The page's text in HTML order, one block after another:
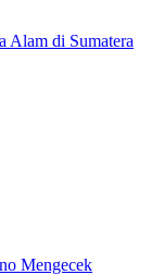
Alam di Sumatera
Mengecek